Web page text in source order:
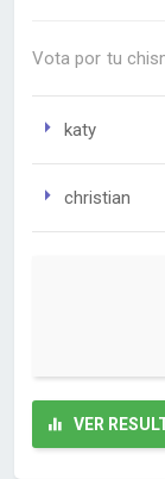
Vota por tu
katy
christian
VER